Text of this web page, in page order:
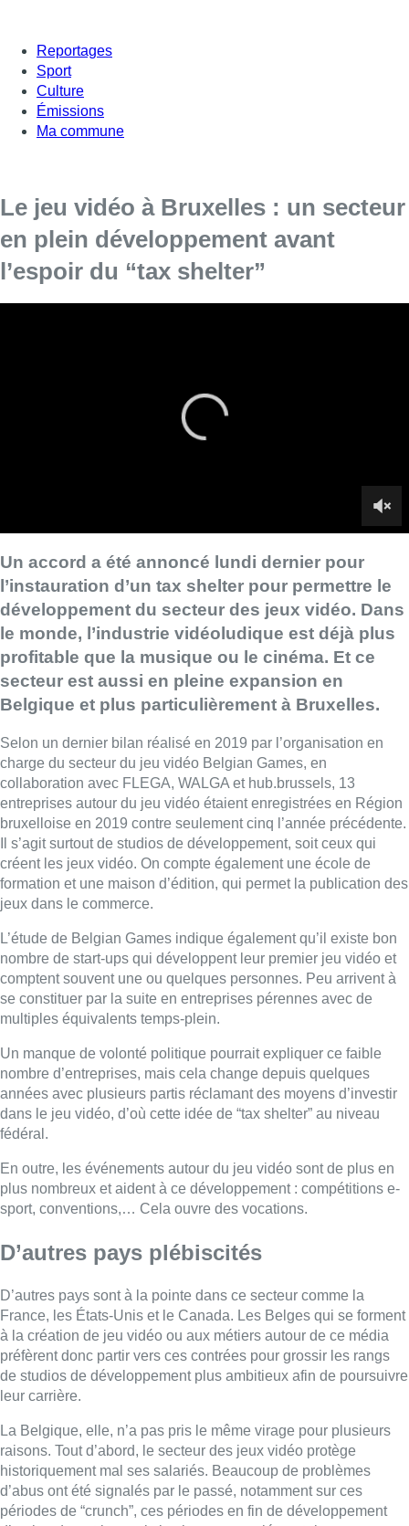
Reportages
Sport
Culture
Émissions
Ma commune
Le jeu vidéo à Bruxelles : un secteur
en plein développement avant
l’espoir du “tax shelter”
profitable que la musique ou le cinéma. Et ce
secteur est aussi en pleine expansion en
Selon un dernier bilan réalisé en 2019 par l’organisation en
collaboration avec FLEGA, WALGA et hub.brussels, 13
entreprises autour du jeu vidéo étaient enregistrées en Région
bruxelloise en 2019 contre seulement cinq l’année précédente.
Il s’agit surtout de studios de développement, soit ceux qui
créent les jeux vidéo. On compte également une école de
formation et une maison d’édition, qui permet la publication des
jeux dans le commerce.
L’étude de Belgian Games indique également qu’il existe bon
nombre de start-ups qui développent leur premier jeu vidéo et
comptent souvent une ou quelques personnes. Peu arrivent à
se constituer par la suite en entreprises pérennes avec de
multiples équivalents temps-plein.
Un manque de volonté politique pourrait expliquer ce faible
nombre d’entreprises, mais cela change depuis quelques
années avec plusieurs partis réclamant des moyens d’investir
dans le jeu vidéo, d’où cette idée de “tax shelter” au niveau
fédéral.
plus nombreux et aident à ce développement : compétitions e-
sport, conventions,… Cela ouvre des vocations.
D’autres pays plébiscités
D’autres pays sont à la pointe dans ce secteur comme la
France, les États-Unis et le Canada. Les Belges qui se forment
à la création de jeu vidéo ou aux métiers autour de ce média
préfèrent donc partir vers ces contrées pour grossir les rangs
de studios de développement plus ambitieux afin de poursuivre
La Belgique, elle, n’a pas pris le même virage pour plusieurs
raisons. Tout d’abord, le secteur des jeux vidéo protège
d’abus ont été signalés par le passé, notamment sur ces
périodes de “crunch”, ces périodes en fin de développement
d’un jeu durant lesquels les heures supplémentaires ne se
comptent plus… La Belgique est connue pour son système de
protection sociale, ce qui peut en partie expliquer le fait que les
grands studios évitent la Belgique.
Le mobile n’était par l’Eldorado
En outre, beaucoup de studios belges se sont lancées sur le
mobile au début du siècle, avec l’espoir d’y voir un nouvel
Eldorado. Mais le modèle économique s’est révélé trop fragile
pour permettre une croissance importante. De nombreux petits
jeux belges sont ainsi arrivés sur un marché déjà saturé.